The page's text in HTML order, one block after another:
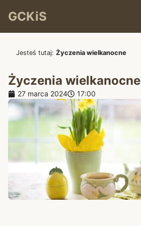
GCKiS
Jesteś tutaj: Życzenia wielkanocne
Życzenia wielkanocne
27 marca 2024
17:00